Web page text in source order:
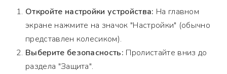
Откройте настройки устройства: На главном
экране нажмите на значок "Настройки" (обычно
представлен колесиком).
Выберите безопасность: Пролистайте вниз до
раздела "Защита".